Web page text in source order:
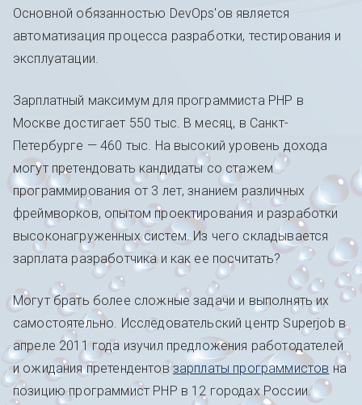
Основной обязанностью DevOps′ов является
автоматизация процесса разработки, тестирования и
эксплуатации.
Зарплатный максимум для программиста PHP в
Москве достигает 550 тыс. В месяц, в Санкт-
Петербурге — 460 тыс. На высокий уровень дохода
могут претендовать кандидаты со стажем
программирования от 3 лет, знанием различных
фреймворков, опытом проектирования и разработки
высоконагруженных систем. Из чего складывается
зарплата разработчика и как ее посчитать?
Могут брать более сложные задачи и выполнять их
самостоятельно. Исследовательский центр Superjob в
апреле 2011 года изучил предложения работодателей
и ожидания претендентовзарплаты программистов на
позицию программист PHP в 12 городах России.